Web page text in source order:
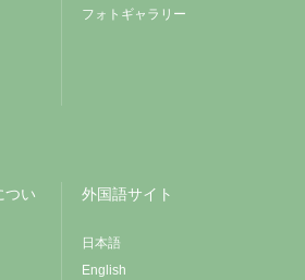
フォトギャラリー
つい
外国語サイト
日本語
English